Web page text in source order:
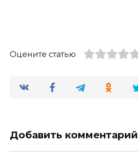
Оцените статью
Добавить комментарий